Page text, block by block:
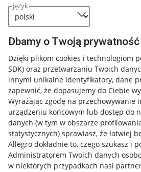
język
Dbamy o Twoją prywatność
Dzięki plikom cookies i technologiom
SDK) oraz przetwarzaniu Twoich
innymi unikalne identyfikatory, dane
zapewnić, że dopasujemy do Ciebie
Wyrażając zgodę na przechowywanie
urządzeniu końcowym lub dostęp do
danych (w tym w obszarze
statystycznych) sprawiasz, że łatwiej
Allegro dokładnie to, czego szukasz i
Administratorem Twoich danych
w niektórych przypadkach nasi